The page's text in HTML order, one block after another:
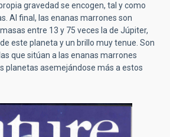
gravedad se encogen, tal y como
Al final, las enanas marrones son
entre 13 y 75 veces la de Júpiter,
este planeta y un brillo muy tenue. Son
que sitúan a las enanas marrones
planetas asemejándose más a estos